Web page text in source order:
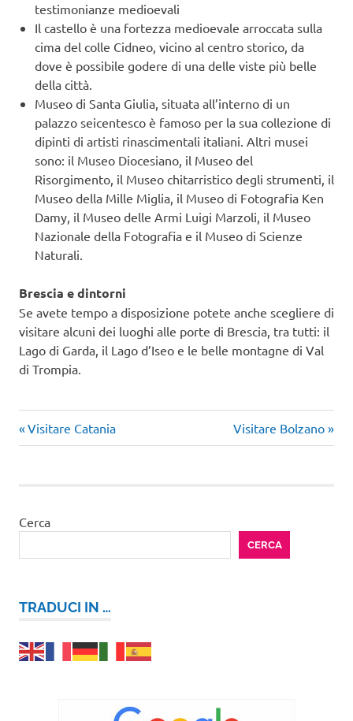
testimonianze medioevali
Il castello è una fortezza medioevale arroccata sulla
cima del colle Cidneo, vicino al centro storico, da
dove è possibile godere di una delle viste più belle
della città.
Museo di Santa Giulia, situata all’interno di un
palazzo seicentesco è famoso per la sua collezione di
dipinti di artisti rinascimentali italiani. Altri musei
sono: il Museo Diocesiano, il Museo del
Risorgimento, il Museo chitarristico degli strumenti, il
Museo della Mille Miglia, il Museo di Fotografia Ken
Damy, il Museo delle Armi Luigi Marzoli, il Museo
Nazionale della Fotografia e il Museo di Scienze
Naturali.
Brescia e dintorni
Se avete tempo a disposizione potete anche scegliere di
visitare alcuni dei luoghi alle porte di Brescia, tra tutti: il
Lago di Garda, il Lago d’Iseo e le belle montagne di Val
di Trompia.
Navigazione
Articolo
precedente:
Visitare Catania
Articolo
successivo:
Visitare Bolzano
Cerca
CERCA
TRADUCI IN …